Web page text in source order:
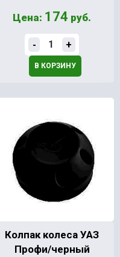
Цена: 174 руб.
- +
В КОРЗИНУ
Колпак колеса УАЗ
Профи/черный